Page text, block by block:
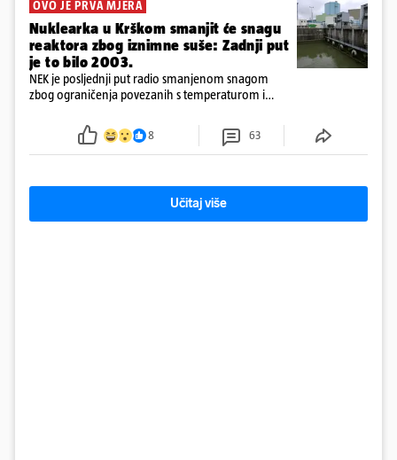
OVO JE PRVA MJERA
Nuklearka u Krškom smanjit će snagu
reaktora zbog iznimne suše: Zadnji put
je to bilo 2003.
NEK je posljednji put radio smanjenom snagom
zbog ograničenja povezanih s temperaturom i
smanjenje snage bilo potrebno više od 90 dana.
8 63
Učitaj više